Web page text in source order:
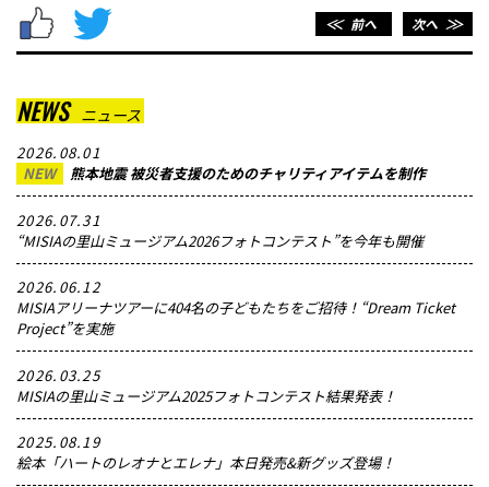
＜＜前へ 次へ＞＞
NEWS ニュース
2026.08.01
NEW
熊本地震 被災者支援のためのチャリティアイテムを制作
2026.07.31
“MISIAの里山ミュージアム2026フォトコンテスト”を今年も開催
2026.06.12
MISIAアリーナツアーに404名の子どもたちをご招待！“Dream Ticket
Project”を実施
2026.03.25
MISIAの里山ミュージアム2025フォトコンテスト結果発表！
2025.08.19
絵本「ハートのレオナとエレナ」本日発売&新グッズ登場！